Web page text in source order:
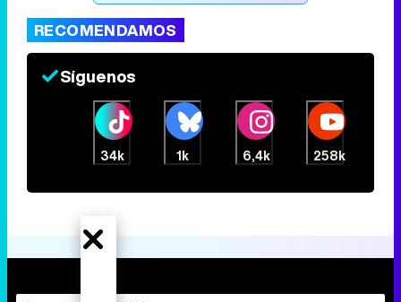
RECOMENDAMOS
Síguenos
34k 1k 6,4k 258k